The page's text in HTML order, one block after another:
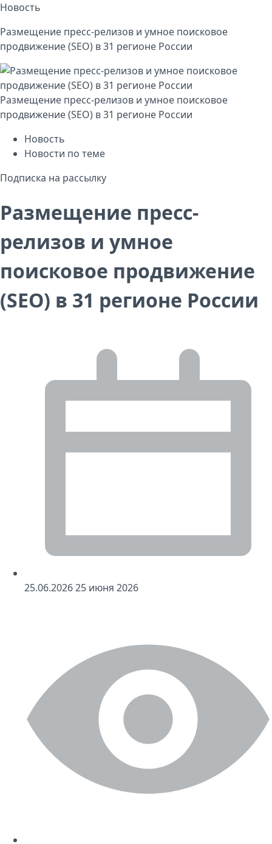
Новость
Размещение пресс-релизов и умное поисковое
продвижение (SEO) в 31 регионе России
Размещение пресс-релизов и умное поисковое
продвижение (SEO) в 31 регионе России
Новость
Новости по теме
Подписка на рассылку
Размещение пресс-
релизов и умное
поисковое продвижение
(SEO) в 31 регионе России
25.06.202625 июня 2026